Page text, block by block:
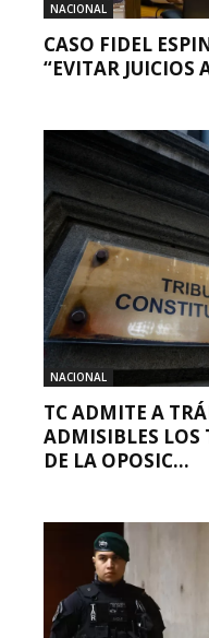
NACIONAL
CASO FIDEL
“EVITAR JUICIOS
NACIONAL
TC ADMITE A
ADMISIBLES LOS
DE LA OPOSIC...